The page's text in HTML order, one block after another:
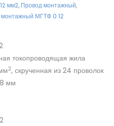
мм2, Провод монтажный,
монтажный МГТФ 0.12
токопроводящая жила
2, скрученная из 24 проволок
мм